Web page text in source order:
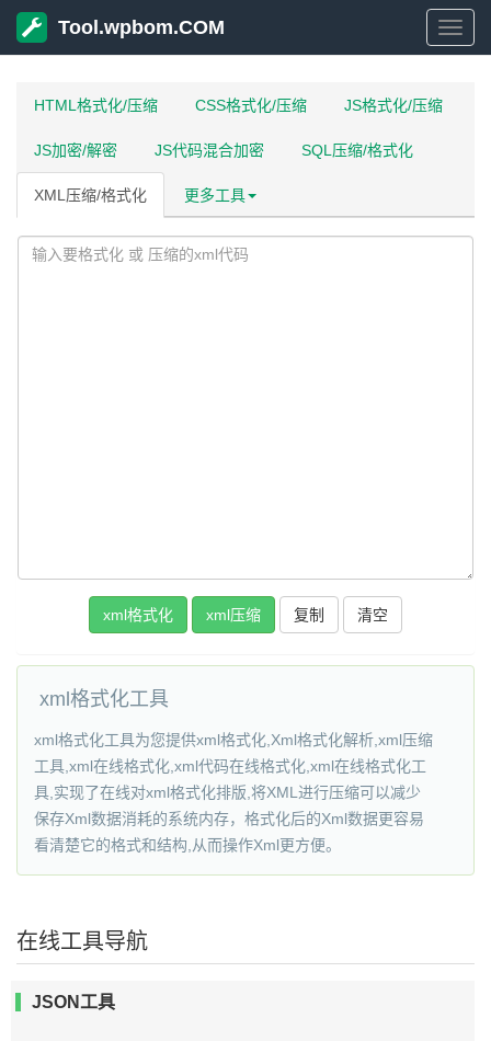
Tool.wpbom.COM
HTML格式化/压缩 CSS格式化/压缩 JS格式化/压缩
JS加密/解密 JS代码混合加密 SQL压缩/格式化
XML压缩/格式化 更多工具
复制
xml格式化工具
xml格式化工具为您提供xml格式化,Xml格式化解析,xml压缩
工具,xml在线格式化,xml代码在线格式化,xml在线格式化工
具,实现了在线对xml格式化排版,将XML进行压缩可以减少
保存Xml数据消耗的系统内存，格式化后的Xml数据更容易
看清楚它的格式和结构,从而操作Xml更方便。
在线工具导航
JSON工具